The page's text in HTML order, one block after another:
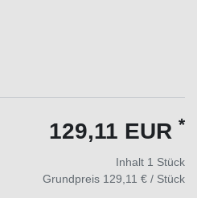
129,11 EUR *
Inhalt 1 Stück
Grundpreis 129,11 € / Stück